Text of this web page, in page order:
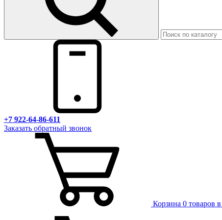
+7 922-64-86-611
Заказать обратный звонок
Корзина 0 товаров